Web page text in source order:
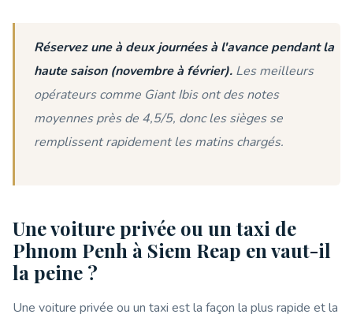
Réservez une à deux journées à l'avance pendant la
haute saison (novembre à février). Les meilleurs
opérateurs comme Giant Ibis ont des notes
moyennes près de 4,5/5, donc les sièges se
remplissent rapidement les matins chargés.
Une voiture privée ou un taxi de
Phnom Penh à Siem Reap en vaut-il
la peine ?
Une voiture privée ou un taxi est la façon la plus rapide et la